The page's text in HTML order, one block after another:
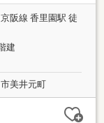
阪線 香里園駅 徒
建
美井元町